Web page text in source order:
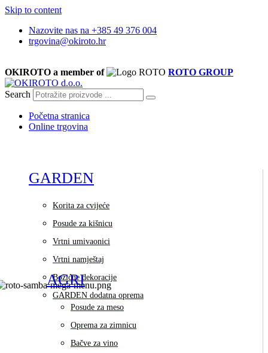
Skip to content
Nazovite nas na +385 49 376 004
trgovina@okiroto.hr
OKIROTO a member of ROTO GROUP
Search
Početna stranica
Online trgovina
GARDEN
Korita za cvijeće
Posude za kišnicu
Vrtni umivaonici
Vrtni namještaj
Božićne dekoracije
GARDEN dodatna oprema
AGRI
Posude za meso
Oprema za zimnicu
Bačve za vino